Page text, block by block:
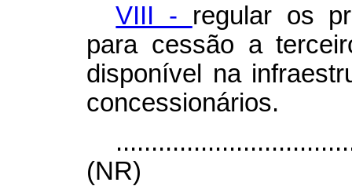
VIII - regular os
para cessão a
disponível na
concessionários.
(NR)